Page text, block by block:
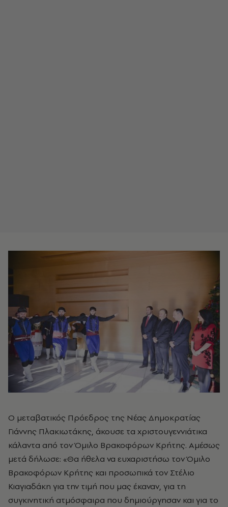
Ο μεταβατικός Πρόεδρος της Νέας Δημοκρατίας
Γιάννης Πλακιωτάκης, άκουσε τα χριστουγεννιάτικα
κάλαντα από τον Όμιλο Βρακοφόρων Κρήτης. Αμέσως
μετά δήλωσε: «Θα ήθελα να ευχαριστήσω τον Όμιλο
Βρακοφόρων Κρήτης και προσωπικά τον Στέλιο
Κιαγιαδάκη για την τιμή που μας έκαναν, για τη
συγκινητική ατμόσφαιρα που δημιούργησαν και για το